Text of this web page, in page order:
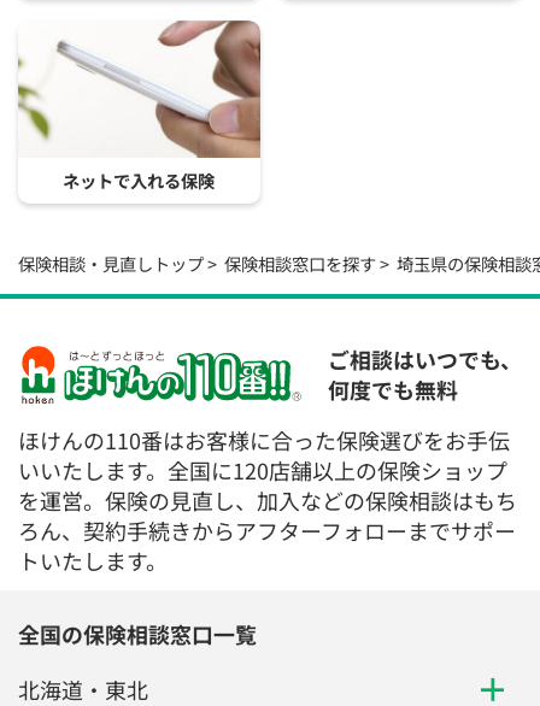
ネットで入れる保険
保険相談・見直しトップ 保険相談窓口を探す 埼玉県の保険相談
ご相談はいつでも、
何度でも無料
ほけんの110番はお客様に合った保険選びをお手伝
いいたします。全国に120店舗以上の保険ショップ
を運営。保険の見直し、加入などの保険相談はもち
ろん、契約手続きからアフターフォローまでサポー
トいたします。
全国の保険相談窓口一覧
北海道・東北